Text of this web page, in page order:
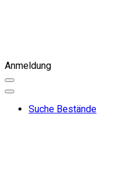
Anmeldung
Suche Bestände